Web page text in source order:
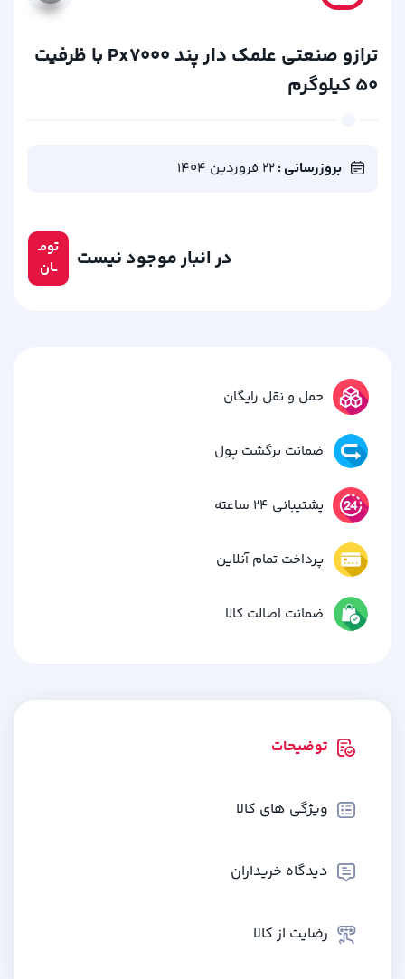
ترازو صنعتی علمک دار پند Px7000 با ظرفیت
50 کیلوگرم
بروزرسانی :22 فروردین 1404
تومـ
ــان
در انبار موجود نیست
حمل و نقل رایگان
ضمانت برگشت پول
پشتیبانی 24 ساعته
پرداخت تمام آنلاین
ضمانت اصالت کالا
توضیحات
ویژگی های کالا
دیدگاه خریداران
رضایت از کالا